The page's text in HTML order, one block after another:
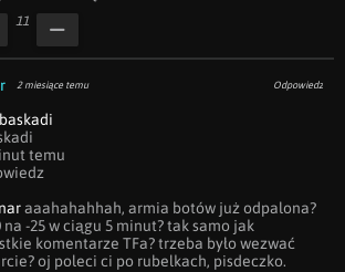
11
2 miesiące temu Odpowiedz
temu
aaahahahhah, armia botów już odpalona?
na -25 w ciągu 5 minut? tak samo jak
komentarze TFa? trzeba było wezwać
oj poleci ci po rubelkach, pisdeczko.